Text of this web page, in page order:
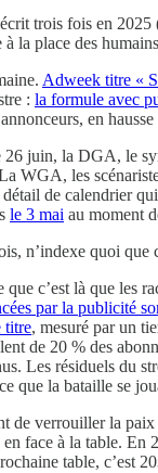
trois fois en 2025
la place des
Adweek titre «
: la formule avec
en
juin, la DGA, le
WGA, les
de calendrier
le 3 mai au moment
n’indexe quoi
que c’est là que les
par la publicité
titre, mesuré par un
de 20 % des
Les résiduels du
que la bataille se
verrouiller la paix
en face à la table.
table, c’est